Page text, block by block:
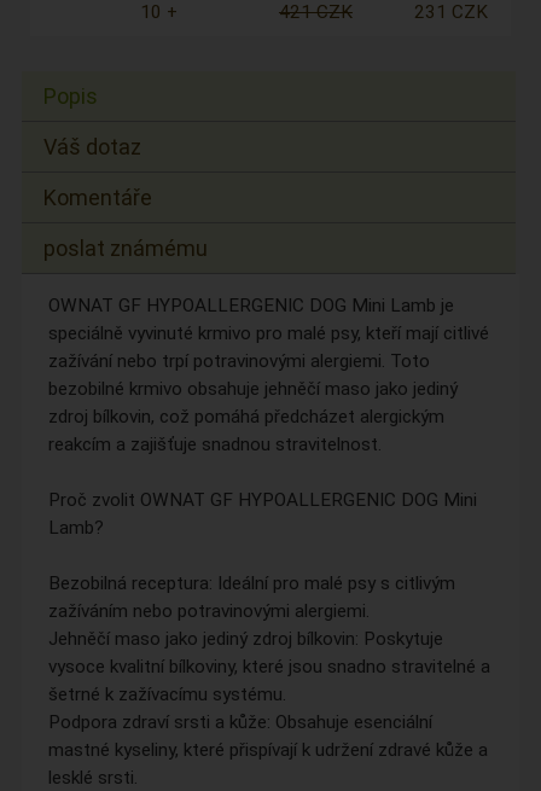
10 +
421 CZK 231 CZK
Popis
Váš dotaz
Komentáře
poslat známému
OWNAT GF HYPOALLERGENIC DOG Mini Lamb je
speciálně vyvinuté krmivo pro malé psy, kteří mají citlivé
zažívání nebo trpí potravinovými alergiemi. Toto
bezobilné krmivo obsahuje jehněčí maso jako jediný
zdroj bílkovin, což pomáhá předcházet alergickým
reakcím a zajišťuje snadnou stravitelnost.
Proč zvolit OWNAT GF HYPOALLERGENIC DOG Mini
Lamb?
Bezobilná receptura: Ideální pro malé psy s citlivým
zažíváním nebo potravinovými alergiemi.
Jehněčí maso jako jediný zdroj bílkovin: Poskytuje
vysoce kvalitní bílkoviny, které jsou snadno stravitelné a
šetrné k zažívacímu systému.
Podpora zdraví srsti a kůže: Obsahuje esenciální
mastné kyseliny, které přispívají k udržení zdravé kůže a
lesklé srsti.